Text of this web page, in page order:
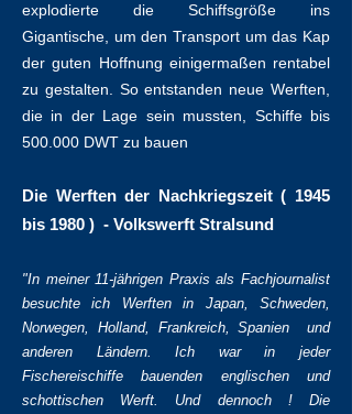
explodierte die Schiffsgröße ins
Gigantische, um den Transport um das Kap
der guten Hoffnung einigermaßen rentabel
zu gestalten. So entstanden neue Werften,
die in der Lage sein mussten, Schiffe bis
500.000 DWT zu bauen​
Die Werften der Nachkriegszeit ( 1945
bis 1980 ) - Volkswerft Stralsund
"In meiner 11-jährigen Praxis als Fachjournalist
besuchte ich Werften in Japan, Schweden,
Norwegen, Holland, Frankreich, Spanien und
anderen Ländern. Ich war in jeder
Fischereischiffe bauenden englischen und
schottischen Werft. Und dennoch ! Die